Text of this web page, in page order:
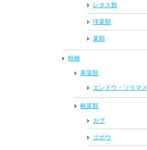
レタス類
洋菜類
菜類
秋種
果菜類
エンドウ・ソラマメ
根菜類
カブ
ゴボウ